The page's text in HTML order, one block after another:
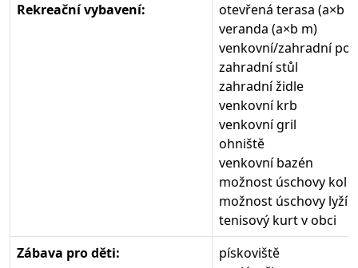
Rekreační vybavení:
otevřená terasa (a×b
veranda (a×b m)
venkovní/zahradní
zahradní stůl
zahradní židle
venkovní krb
venkovní gril
ohniště
venkovní bazén
možnost úschovy kol
možnost úschovy lyží
tenisový kurt v obci
Zábava pro děti:
pískoviště